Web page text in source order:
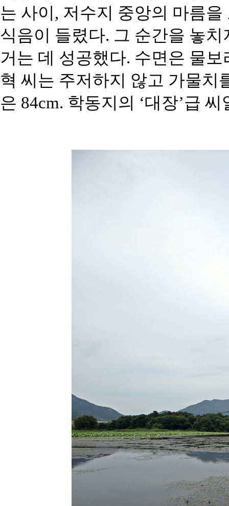
는 사이, 저수지 중앙의 마름을
식음이 들렸다. 그 순간을 놓
거는 데 성공했다. 수면은 물
혁 씨는 주저하지 않고 가물치
은 84cm. 학동지의 ‘대장’급